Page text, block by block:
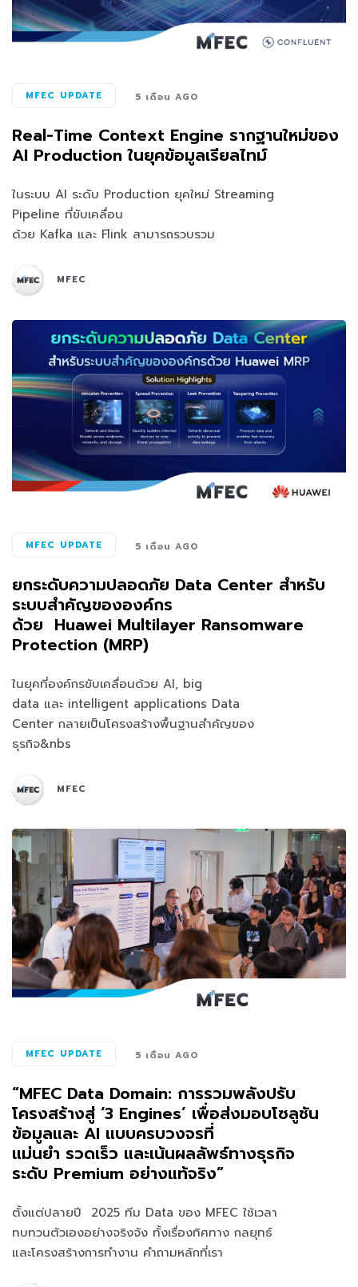
MFEC UPDATE 5 เดือน AGO
Real-Time Context Engine รากฐานใหม่ของ
AI Production ในยุคข้อมูลเรียลไทม์
ในระบบ AI ระดับ Production ยุคใหม่ Streaming
Pipeline ที่ขับเคลื่อน
ด้วย Kafka และ Flink สามารถรวบรวม
MFEC
MFEC UPDATE 5 เดือน AGO
ยกระดับความปลอดภัย Data Center สำหรับ
ระบบสำคัญขององค์กร
ด้วย Huawei Multilayer Ransomware
Protection (MRP)
ในยุคที่องค์กรขับเคลื่อนด้วย AI, big
data และ intelligent applications Data
Center กลายเป็นโครงสร้างพื้นฐานสำคัญของ
ธุรกิจ&nbs
MFEC
MFEC UPDATE 5 เดือน AGO
“MFEC Data Domain: การรวมพลังปรับ
โครงสร้างสู่ ‘3 Engines’ เพื่อส่งมอบโซลูชัน
ข้อมูลและ AI แบบครบวงจรที่
แม่นยำ รวดเร็ว และเน้นผลลัพธ์ทางธุรกิจ
ระดับ Premium อย่างแท้จริง”
ตั้งแต่ปลายปี 2025 ทีม Data ของ MFEC ใช้เวลา
ทบทวนตัวเองอย่างจริงจัง ทั้งเรื่องทิศทาง กลยุทธ์
และโครงสร้างการทำงาน คำถามหลักที่เรา